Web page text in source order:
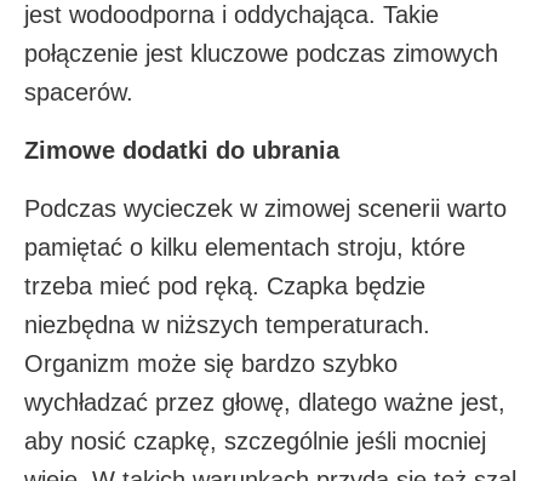
jest wodoodporna i oddychająca. Takie
połączenie jest kluczowe podczas zimowych
spacerów.
Zimowe dodatki do ubrania
Podczas wycieczek w zimowej scenerii warto
pamiętać o kilku elementach stroju, które
trzeba mieć pod ręką. Czapka będzie
niezbędna w niższych temperaturach.
Organizm może się bardzo szybko
wychładzać przez głowę, dlatego ważne jest,
aby nosić czapkę, szczególnie jeśli mocniej